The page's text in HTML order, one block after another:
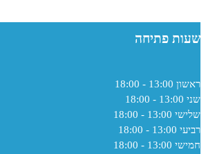
שעות פתיחה
ראשון 13:00 - 18:00
שני 13:00 - 18:00
שלישי 13:00 - 18:00
רביעי 13:00 - 18:00
חמישי 13:00 - 18:00